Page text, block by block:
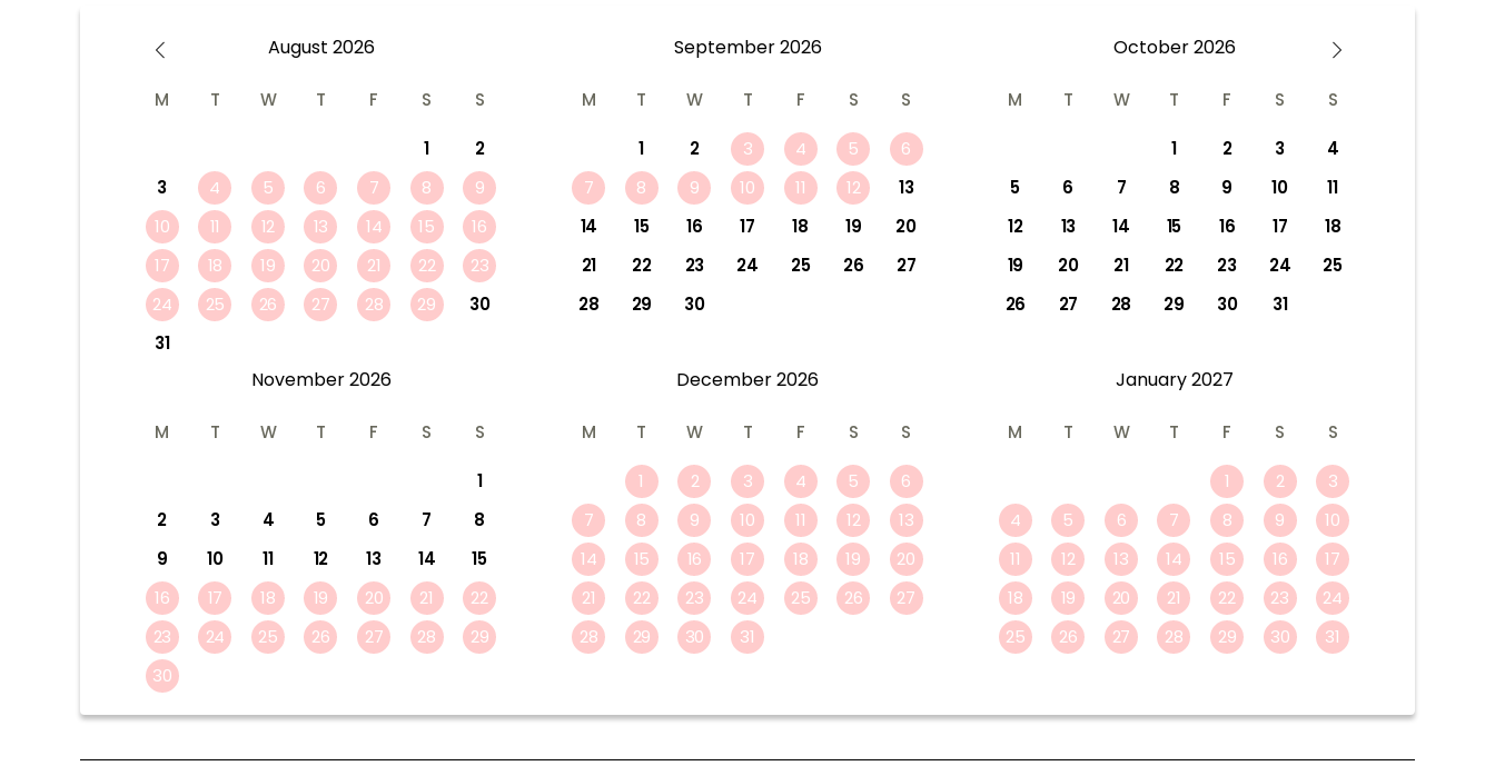
August 2026
M T W T F S S
1
2
3
4 5 6 7 8
9
10
11 12 13 14 15
16
17
18 19 20 21 22
23
24
25 26 27 28 29
30
31
September2026
M T W T F S S
1 2 3 4 5
6
7
8 9 10 11 12
13
14
15 16 17 18 19
20
21
22 23 24 25 26
27
28
29 30
October2026
M T W T F S S
1 2 3
4
5
6 7 8 9 10
11
12
13 14 15 16 17
18
19
20 21 22 23 24
25
26
27 28 29 30 31
November2026
M T W T F S S
1
2
3 4 5 6 7
8
9
10 11 12 13 14
15
16
17 18 19 20 21
22
23
24 25 26 27 28
29
30
December2026
M T W T F S S
1 2 3 4 5
6
7
8 9 10 11 12
13
14
15 16 17 18 19
20
21
22 23 24 25 26
27
28
29 30 31
January2027
M T W T F S S
1 2
3
4
5 6 7 8 9
10
11
12 13 14 15 16
17
18
19 20 21 22 23
24
25
26 27 28 29 30 31